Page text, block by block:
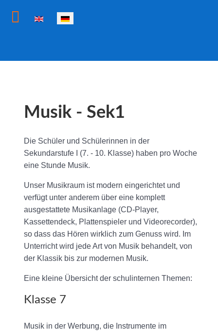
Sprache auswählen
Musik - Sek1
Die Schüler und Schülerinnen in der
Sekundarstufe I (7. - 10. Klasse) haben pro Woche
eine Stunde Musik.
Unser Musikraum ist modern eingerichtet und
verfügt unter anderem über eine komplett
ausgestattete Musikanlage (CD-Player,
Kassettendeck, Plattenspieler und Videorecorder),
so dass das Hören wirklich zum Genuss wird. Im
Unterricht wird jede Art von Musik behandelt, von
der Klassik bis zur modernen Musik.
Eine kleine Übersicht der schulinternen Themen:
Klasse 7
Musik in der Werbung, die Instrumente im